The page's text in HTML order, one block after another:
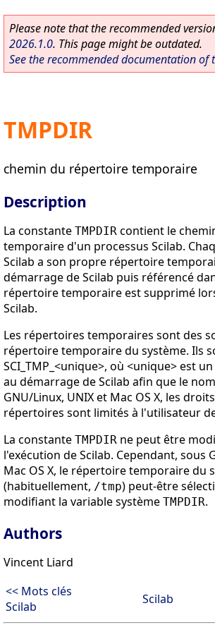
Please note that the recommended
2026.1.0. This page might be outdated.
See the recommended documentation of
TMPDIR
chemin du répertoire temporaire
Description
La constante TMPDIR contient le
temporaire d'un processus Scilab.
Scilab a son propre répertoire
démarrage de Scilab puis référencé
répertoire temporaire est supprimé
Scilab.
Les répertoires temporaires sont des
répertoire temporaire du système. Ils
SCI_TMP_<unique>, où <unique> est
au démarrage de Scilab afin que le
GNU/Linux, UNIX et Mac OS X, les
répertoires sont limités à l'utilisateur
La constante TMPDIR ne peut être
l'exécution de Scilab. Cependant, sous
Mac OS X, le répertoire temporaire du
(habituellement, /tmp) peut-être
modifiant la variable système TMPDIR.
Authors
Vincent Liard
<< Mots clés
Scilab
Scilab